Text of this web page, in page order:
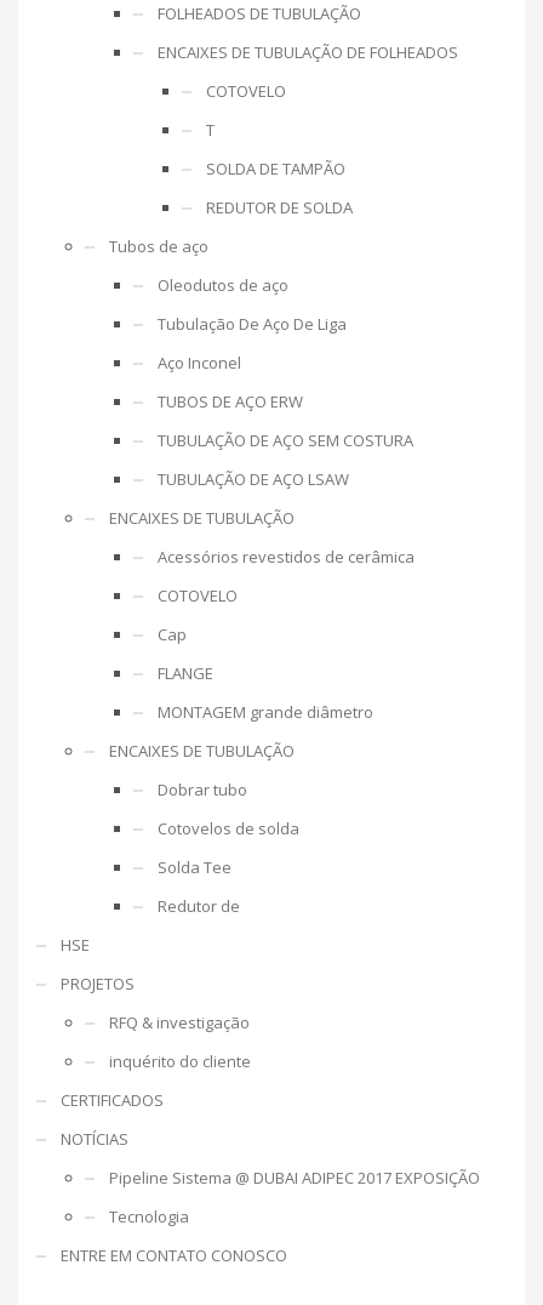
FOLHEADOS DE TUBULAÇÃO
ENCAIXES DE TUBULAÇÃO DE FOLHEADOS
COTOVELO
T
SOLDA DE TAMPÃO
REDUTOR DE SOLDA
Tubos de aço
Oleodutos de aço
Tubulação De Aço De Liga
Aço Inconel
TUBOS DE AÇO ERW
TUBULAÇÃO DE AÇO SEM COSTURA
TUBULAÇÃO DE AÇO LSAW
ENCAIXES DE TUBULAÇÃO
Acessórios revestidos de cerâmica
COTOVELO
Cap
FLANGE
MONTAGEM grande diâmetro
ENCAIXES DE TUBULAÇÃO
Dobrar tubo
Cotovelos de solda
Solda Tee
Redutor de
HSE
PROJETOS
RFQ & investigação
inquérito do cliente
CERTIFICADOS
NOTÍCIAS
Pipeline Sistema @ DUBAI ADIPEC 2017 EXPOSIÇÃO
Tecnologia
ENTRE EM CONTATO CONOSCO